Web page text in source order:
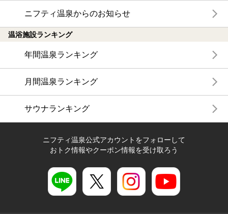
ニフティ温泉からのお知らせ
温浴施設ランキング
年間温泉ランキング
月間温泉ランキング
サウナランキング
ニフティ温泉公式アカウントをフォローして
おトク情報やクーポン情報を受け取ろう